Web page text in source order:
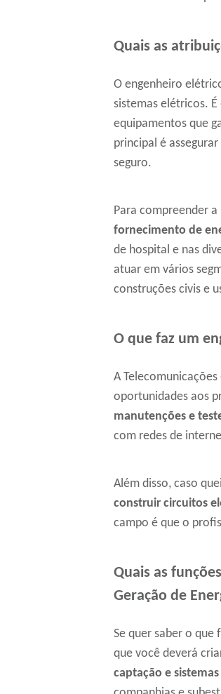
Quais as
O engenheiro
sistemas elétricos.
equipamentos que
principal é
seguro.
Para compreender
fornecimento de
de hospital e nas
atuar em vários
construções civis e
O que faz um
A Telecomunicações
oportunidades aos
manutenções e
com redes de
Além disso, caso
construir circuitos
campo é que o
Quais as
Geração de
Se quer saber o que
que você deverá
captação e